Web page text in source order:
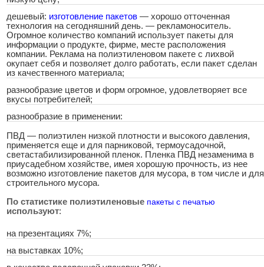
дешевый: изготовление пакетов — хорошо отточенная
технология на сегодняшний день. — рекламоноситель.
Огромное количество компаний использует пакеты для
информации о продукте, фирме, месте расположения
компании. Реклама на полиэтиленовом пакете с лихвой
окупает себя и позволяет долго работать, если пакет сделан
из качественного материала;
разнообразие цветов и форм огромное, удовлетворяет все
вкусы потребителей;
разнообразие в применении:
ПВД — полиэтилен низкой плотности и высокого давления,
применяется еще и для парниковой, термоусадочной,
светастабилизированной пленок. Пленка ПВД незаменима в
приусадебном хозяйстве, имея хорошую прочность, из нее
возможно изготовление пакетов для мусора, в том числе и для
строительного мусора.
По статистике полиэтиленовые пакеты с печатью
используют:
на презентациях 7%;
на выставках 10%;